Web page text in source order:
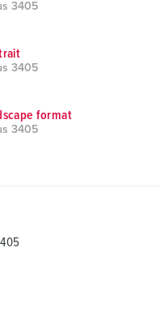
3405
3405
format
3405